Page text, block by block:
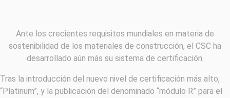
Ante los crecientes requisitos mundiales en materia de
sostenibilidad de los materiales de construcción, el CSC ha
desarrollado aún más su sistema de certificación.
Tras la introducción del nuevo nivel de certificación más alto,
“Platinum”, y la publicación del denominado “módulo R” para el